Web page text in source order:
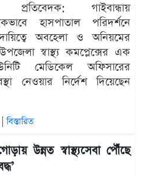
প্রতিবেদক: গাইবান্ধায়
হাসপাতাল পরিদর্শনে
অবহেলা ও অনিয়মের
স্বাস্থ্য কমপ্লেক্সের এক
মেডিকেল অফিসারের
নেওয়ার নির্দেশ দিয়েছেন
|বিস্তারিত
উন্নত স্বাস্থ্যসেবা পৌঁছে